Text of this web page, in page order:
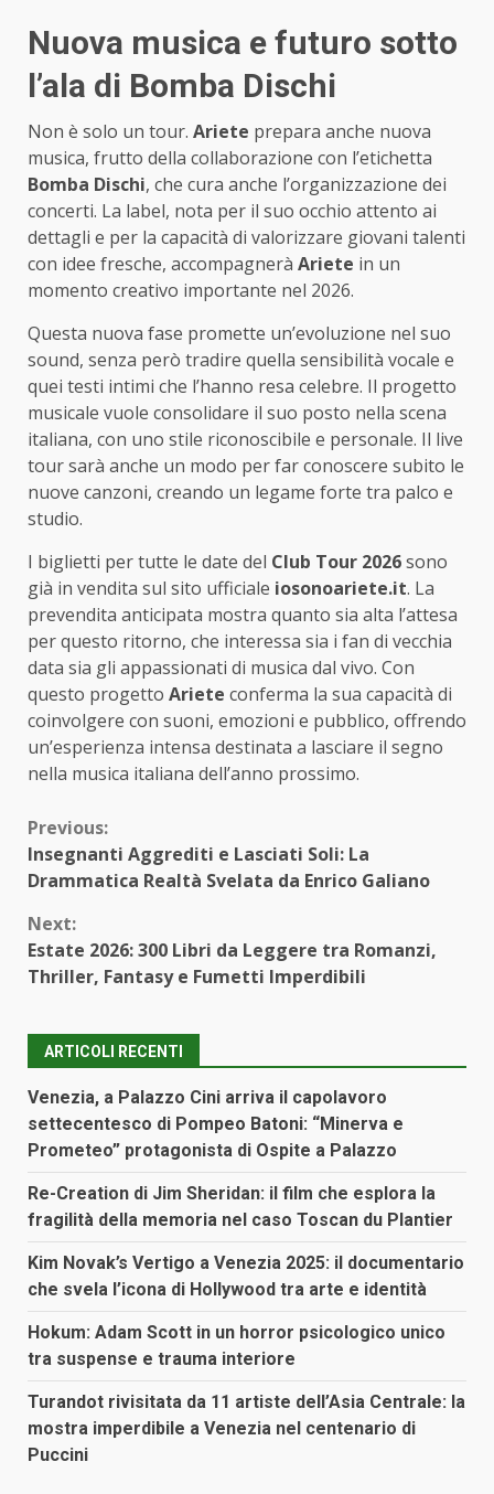
Nuova musica e futuro sotto
l’ala di Bomba Dischi
Non è solo un tour. Ariete prepara anche nuova
musica, frutto della collaborazione con l’etichetta
Bomba Dischi, che cura anche l’organizzazione dei
concerti. La label, nota per il suo occhio attento ai
dettagli e per la capacità di valorizzare giovani talenti
con idee fresche, accompagnerà Ariete in un
momento creativo importante nel 2026.
Questa nuova fase promette un’evoluzione nel suo
sound, senza però tradire quella sensibilità vocale e
quei testi intimi che l’hanno resa celebre. Il progetto
musicale vuole consolidare il suo posto nella scena
italiana, con uno stile riconoscibile e personale. Il live
tour sarà anche un modo per far conoscere subito le
nuove canzoni, creando un legame forte tra palco e
studio.
I biglietti per tutte le date del Club Tour 2026sono
già in vendita sul sito ufficiale iosonoariete.it. La
prevendita anticipata mostra quanto sia alta l’attesa
per questo ritorno, che interessa sia i fan di vecchia
data sia gli appassionati di musica dal vivo. Con
questo progetto Ariete conferma la sua capacità di
coinvolgere con suoni, emozioni e pubblico, offrendo
un’esperienza intensa destinata a lasciare il segno
nella musica italiana dell’anno prossimo.
Continue
Reading
Previous:
Insegnanti Aggrediti e Lasciati Soli: La
Drammatica Realtà Svelata da Enrico Galiano
Next:
Estate 2026: 300 Libri da Leggere tra Romanzi,
Thriller, Fantasy e Fumetti Imperdibili
ARTICOLI RECENTI
Venezia, a Palazzo Cini arriva il capolavoro
settecentesco di Pompeo Batoni: “Minerva e
Prometeo” protagonista di Ospite a Palazzo
Re-Creation di Jim Sheridan: il film che esplora la
fragilità della memoria nel caso Toscan du Plantier
Kim Novak’s Vertigo a Venezia 2025: il documentario
che svela l’icona di Hollywood tra arte e identità
Hokum: Adam Scott in un horror psicologico unico
tra suspense e trauma interiore
Turandot rivisitata da 11 artiste dell’Asia Centrale: la
mostra imperdibile a Venezia nel centenario di
Puccini